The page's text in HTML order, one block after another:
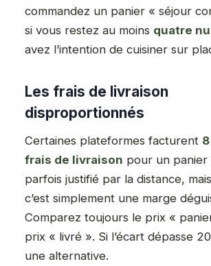
commandez un panier « séjour
si vous restez au moins quatre
avez l’intention de cuisiner sur
Les frais de livraison
disproportionnés
Certaines plateformes facturent
frais de livraison pour un panier
parfois justifié par la distance,
c’est simplement une marge
Comparez toujours le prix «
prix « livré ». Si l’écart dépasse
une alternative.